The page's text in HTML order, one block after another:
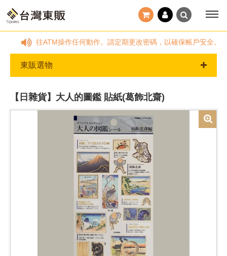
您前往ATM操作任何動作。請定期更改密碼，以確保帳戶安全。
東販選物
【日雜貨】大人的圖鑑 貼紙(葛飾北齋)